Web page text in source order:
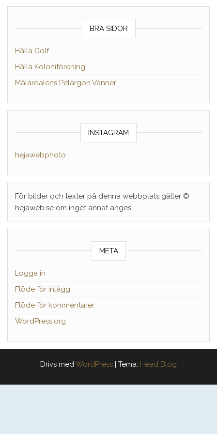
BRA SIDOR
Hälla Golf
Hälla Koloniförening
Mälardalens Pelargon Vänner
INSTAGRAM
hejawebphoto
För bilder och texter på denna webbplats gäller ©
hejaweb.se om inget annat anges.
META
Logga in
Flöde för inlägg
Flöde för kommentarer
WordPress.org
Drivs medWordPress | Tema: Head Blog